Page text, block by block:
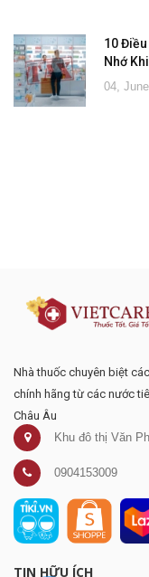
10 Điều
Nhớ
04,
Nhà thuốc chuyên biệt
chính hãng từ các nước
Châu Âu
Khu đô thị Văn
0904153009
TIN HỮU ÍCH